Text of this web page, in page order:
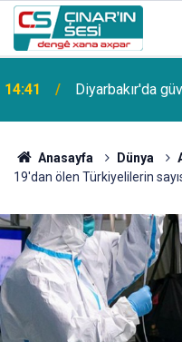
14:41 Diyarbakır'da
Anasayfa Dünya
19'dan ölen Türkiyelilerin